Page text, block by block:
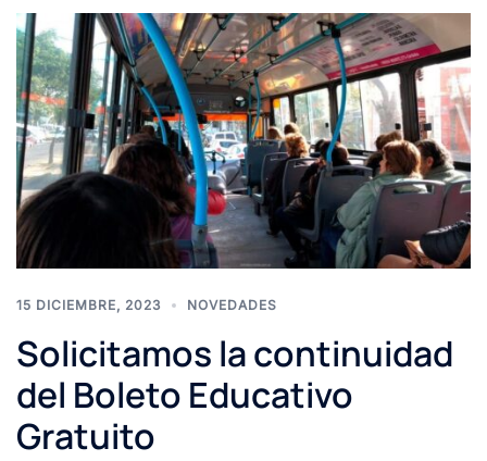
15 DICIEMBRE, 2023 NOVEDADES
Solicitamos la continuidad
del Boleto Educativo
Gratuito